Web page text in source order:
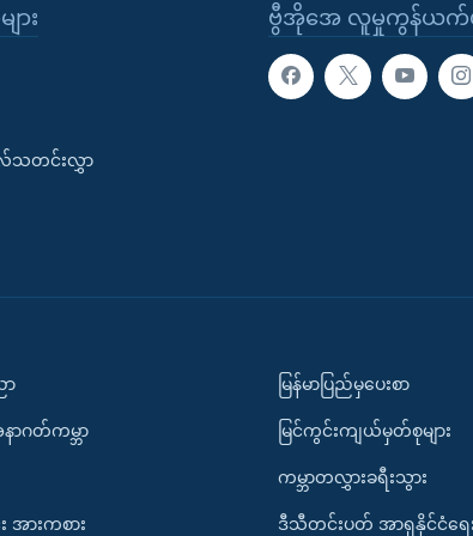
ဗွီအိုအေ လူမှုကွန်ယက်မ
ား
လ်သတင်းလွှာ
ာ
ာဂတ်ကမ္ဘာ
ားကစား
မြန်မာပြည်မှပေးစာ
မြင်ကွင်းကျယ်မှတ်စုများ
ကမ္ဘာတလွှားခရီးသွား
ဒီသီတင်းပတ် အာရှနိုင်ငံရေ